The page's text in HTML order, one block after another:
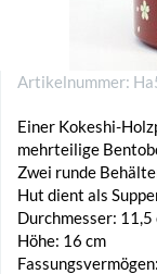
Artikelnummer:
Einer Kokeshi-
mehrteilige
Zwei runde
Hut dient als
Durchmesser: 11,5
Höhe: 16 cm